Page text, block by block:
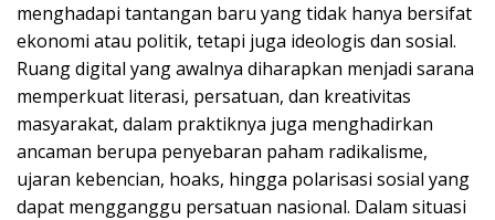
menghadapi tantangan baru yang tidak hanya bersifat
ekonomi atau politik, tetapi juga ideologis dan sosial.
Ruang digital yang awalnya diharapkan menjadi sarana
memperkuat literasi, persatuan, dan kreativitas
masyarakat, dalam praktiknya juga menghadirkan
ancaman berupa penyebaran paham radikalisme,
ujaran kebencian, hoaks, hingga polarisasi sosial yang
dapat mengganggu persatuan nasional. Dalam situasi